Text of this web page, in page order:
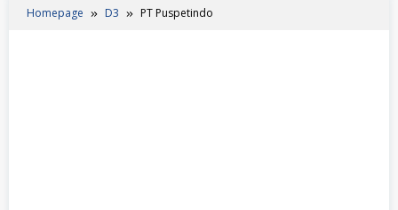
Homepage D3 PT Puspetindo